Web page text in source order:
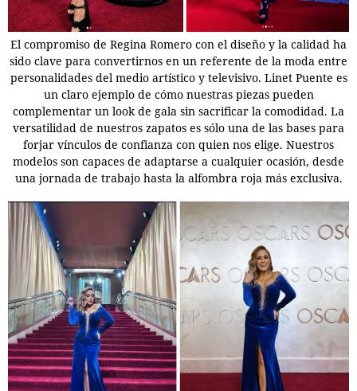
El compromiso de Regina Romero con el diseño y la calidad ha
sido clave para convertirnos en un referente de la moda entre
personalidades del medio artístico y televisivo. Linet Puente es
un claro ejemplo de cómo nuestras piezas pueden
complementar un look de gala sin sacrificar la comodidad. La
versatilidad de nuestros zapatos es sólo una de las bases para
forjar vínculos de confianza con quien nos elige. Nuestros
modelos son capaces de adaptarse a cualquier ocasión, desde
una jornada de trabajo hasta la alfombra roja más exclusiva.